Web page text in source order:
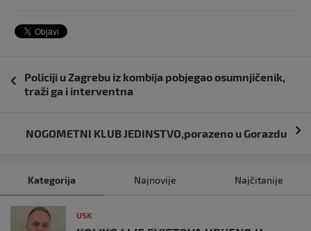
objava
Policiji u Zagrebu iz kombija pobjegao osumnjičenik,
traži ga i interventna
NOGOMETNI KLUB JEDINSTVO,porazeno u Gorazdu
Kategorija Najnovije Najčitanije
USK